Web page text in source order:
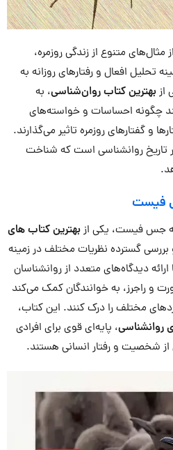
مثال‌های متنوع از زندگی روزمره،
تحلیل افعال و رفتارهای روزانه به
ازبهترین کتاب روان‌شناسی، به
چگونه احساسات و خواسته‌های
و گفتارهای روزمره تاثیر می‌گذارند.
تاریخ روانشناسی است که شناخت
جس فیست، یکی ازبهترین کتاب های
گسترده نظریات مختلف در زمینه
دیدگاه‌های متعدد از روانشناسان
و راجرز، به خوانندگان کمک می‌کند
مختلف را درک کنند. این کتاب،
روانشناسی، پایه‌ای قوی برای افرادی
شخصیت و رفتار انسانی هستند.